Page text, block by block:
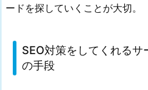
す
2.
読
ードを探していくことが大切。
SEO対策をしてくれるサ
の手段